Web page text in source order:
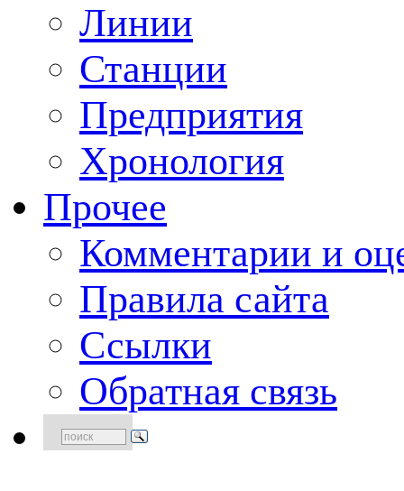
Линии
Станции
Предприятия
Хронология
Прочее
Комментарии и
Правила сайта
Ссылки
Обратная связь